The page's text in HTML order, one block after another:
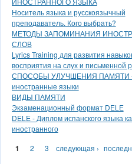
Носитель языка и русскоязычный
преподаватель. Кого выбрать?
МЕТОДЫ ЗАПОМИНАНИЯ
СЛОВ
Lyrics Training для развития
восприятия на слух и письменной
СПОСОБЫ УЛУЧШЕНИЯ ПАМЯТИ
иностранные языки
ВИДЫ ПАМЯТИ
Экзаменационный формат DELE
DELE - Диплом испанского языка
иностранного
1 2 3 следующая ›